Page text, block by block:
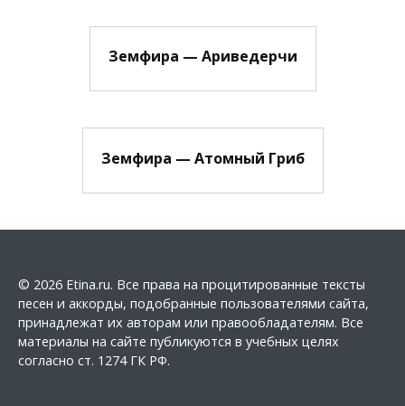
Земфира — Ариведерчи
Земфира — Атомный Гриб
© 2026 Etina.ru. Все права на процитированные тексты
песен и аккорды, подобранные пользователями сайта,
принадлежат их авторам или правообладателям. Все
материалы на сайте публикуются в учебных целях
согласно ст. 1274 ГК РФ.